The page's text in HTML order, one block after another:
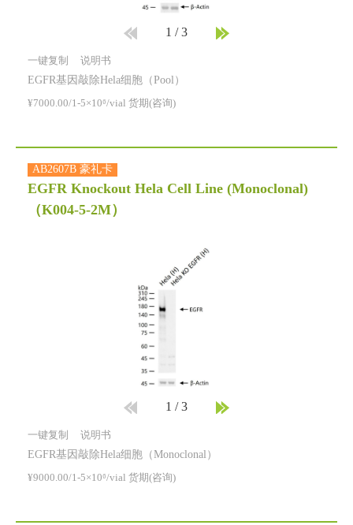
1 /3
一键复制 说明书
EGFR基因敲除Hela细胞（Pool）
¥7000.00/1-5×10⁶/vial 货期(咨询)
AB2607B 豪礼卡
EGFR Knockout Hela Cell Line (Monoclonal)
（K004-5-2M）
1 /3
一键复制 说明书
EGFR基因敲除Hela细胞（Monoclonal）
¥9000.00/1-5×10⁶/vial 货期(咨询)